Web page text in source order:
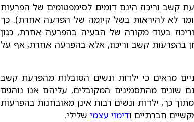
קשב וריכוז הינם דומים לסימפטומים של הפרעות
לא להיראות בשל קיומה של הפרעה אחרת). כך
בעוד מקורה של הבעיה בהפרעה אחרת, כגון
בהפרעות קשב וריכוז, אלא בהפרעה אחרת, אף על
מראים כי ילדות ונשים הסובלות מהפרעת קשב
שונים מהתסמינים המקובלים, עליהם אנו נוהגים
כך, ילדות ונשים רבות אינן מאובחנות בהפרעות
חברתיים ודימוי עצמי שלילי.